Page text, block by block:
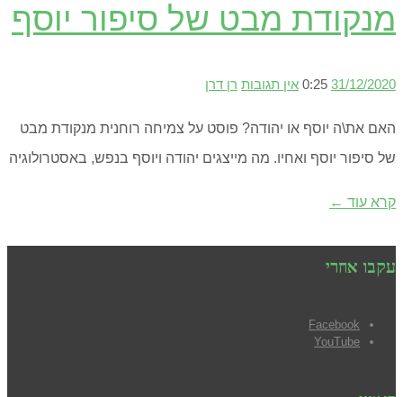
מנקודת מבט של סיפור יוסף
31/12/2020
0:25 אין תגובות רן דרן
האם את\ה יוסף או יהודה? פוסט על צמיחה רוחנית מנקודת מבט
של סיפור יוסף ואחיו. מה מייצגים יהודה ויוסף בנפש, באסטרולוגיה
קרא עוד ←
עקבו אחרי
Facebook
YouTube